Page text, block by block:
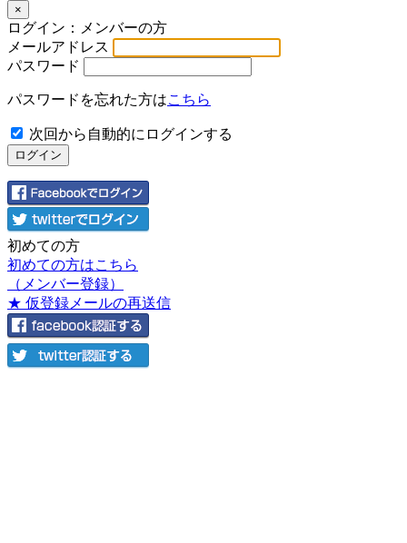
×
ログイン：メンバーの方
メールアドレス
パスワード
パスワードを忘れた方はこちら
次回から自動的にログインする
初めての方
初めての方はこちら
（メンバー登録）
★ 仮登録メールの再送信